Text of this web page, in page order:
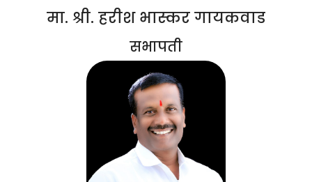
मा. श्री. हरीश भास्कर गायकवाड
सभापती